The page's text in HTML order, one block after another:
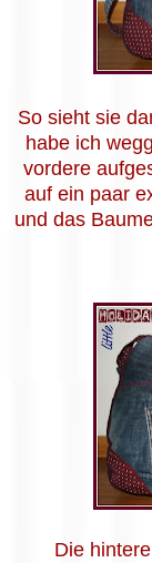
So sieht sie
habe ich
vordere
auf ein paar
und das
Die